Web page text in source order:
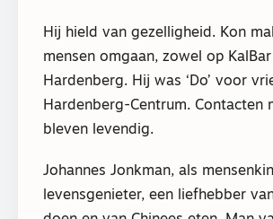
Hij hield van gezelligheid. Kon
mensen omgaan, zowel op
Hardenberg. Hij was ‘Do’ voor
Hardenberg-Centrum. Contacten
bleven levendig.
Johannes Jonkman, als
levensgenieter, een liefhebber